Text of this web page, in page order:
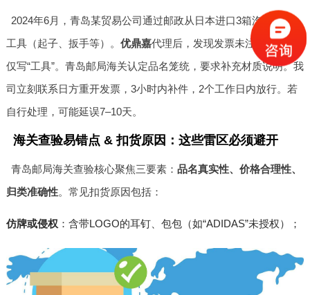
2024年6月，青岛某贸易公司通过邮政从日本进口3箱汽车维修
工具（起子、扳手等）。 优鼎嘉代理后，发现发票未注明“钢制”，
仅写“工具”。青岛邮局海关认定品名笼统，要求补充材质说明。我
司立刻联系日方重开发票，3小时内补件，2个工作日内放行。若
自行处理，可能延误7–10天。
海关查验易错点 & 扣货原因：这些雷区必须避开
青岛邮局海关查验核心聚焦三要素：品名真实性、价格合理性、
归类准确性。常见扣货原因包括：
仿牌或侵权 ：含带LOGO的耳钉、包包（如“ADIDAS”未授权）；